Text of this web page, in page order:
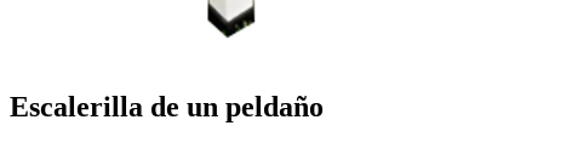
Escalerilla de un peldaño